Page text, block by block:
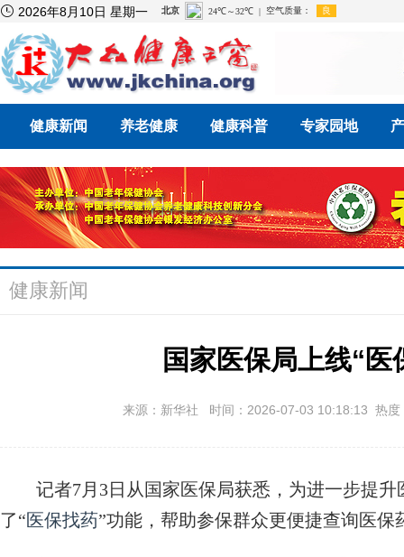
 2026年8月10日 星期一
健康新闻 养老健康 健康科普 专家园地
健康新闻
国家医保局上线“医
来源：新华社 时间：2026-07-03 10:18:13 热
记者7月3日从国家医保局获悉，为进一步提升
了“医保找药”功能，帮助参保群众更便捷查询医